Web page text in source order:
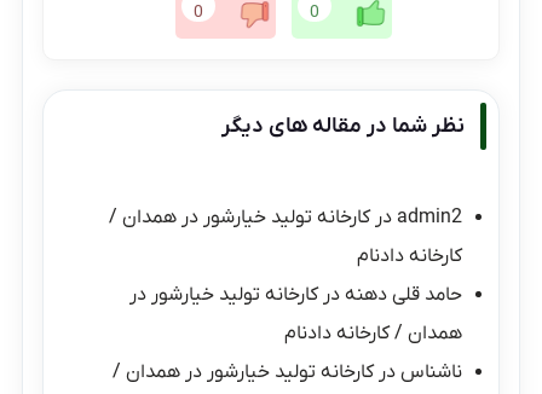
0
0
نظر شما در مقاله های دیگر
admin2 درکارخانه تولید خیارشور در همدان /
کارخانه دادنام
حامد قلی دهنه درکارخانه تولید خیارشور در
همدان / کارخانه دادنام
ناشناس درکارخانه تولید خیارشور در همدان /